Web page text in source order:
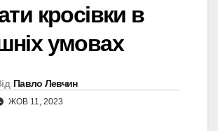
кросівки в
умовах
Павло Левчин
ЖОВ 11, 2023